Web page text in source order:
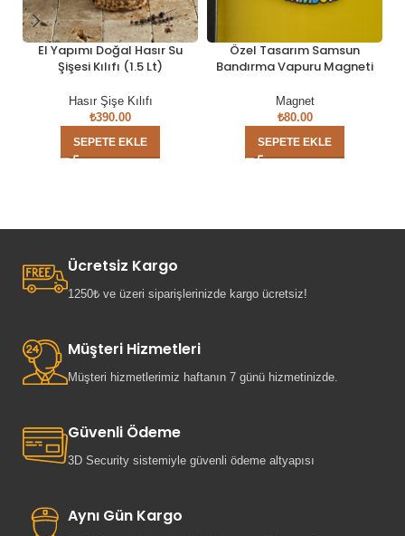
El Yapımı Doğal Hasır Su
Şişesi Kılıfı (1.5 Lt)
Hasır Şişe Kılıfı
₺390.00
SEPETE EKLE
Özel Tasarım Samsun
Bandırma Vapuru Magneti
Magnet
₺80.00
SEPETE EKLE
Ücretsiz Kargo
1250₺ ve üzeri siparişlerinizde kargo ücretsiz!
Müşteri Hizmetleri
Müşteri hizmetlerimiz haftanın 7 günü hizmetinizde.
Güvenli Ödeme
3D Security sistemiyle güvenli ödeme altyapısı
Aynı Gün Kargo